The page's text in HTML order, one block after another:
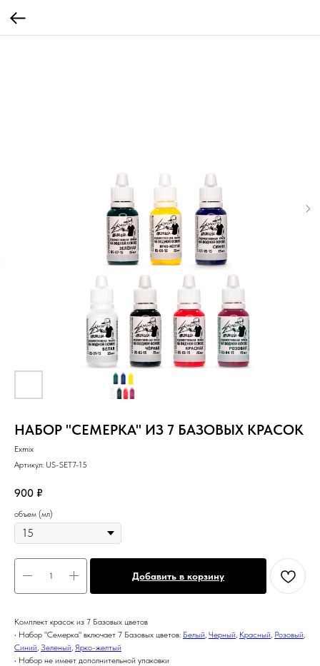
НАБОР "СЕМЕРКА" ИЗ 7 БАЗОВЫХ КРАСОК
Exmix
Артикул: US-SET7-15
900 ₽
объем (мл)
Добавить в корзину
Комплект красок из 7 Базовых цветов
• Набор "Семерка" включает 7 Базовых цветов: Белый, Черный, Красный, Розовый,
Синий, Зеленый, Ярко-желтый
• Набор не имеет дополнительной упаковки